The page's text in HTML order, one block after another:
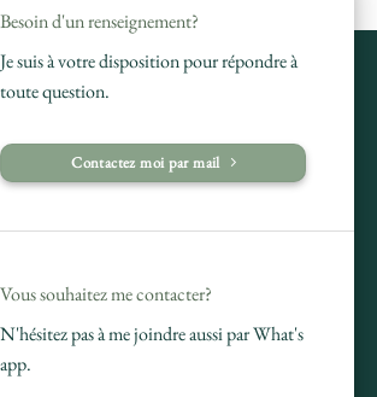
Besoin d'un renseignement?
Je suis à votre disposition pour répondre à
toute question.
Contactez moi par mail
Vous souhaitez me contacter?
N'hésitez pas à me joindre aussi par What's
app.